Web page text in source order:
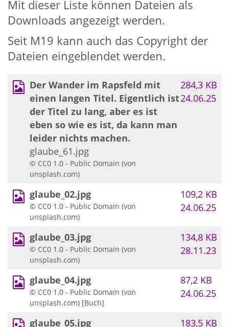
Mit dieser Liste können Dateien als
Downloads angezeigt werden.
Seit M19 kann auch das Copyright der
Dateien eingeblendet werden.
Der Wander im Rapsfeld mit
einen langen Titel. Eigentlich ist
der Titel zu lang, aber es ist
eben so wie es ist, da kann man
leider nichts machen.
glaube_61.jpg
© CC0 1.0 - Public Domain (von
unsplash.com)
284,3 KB
24.06.25
glaube_02.jpg
© CC0 1.0 - Public Domain (von
unsplash.com)
109,2 KB
24.06.25
glaube_03.jpg
© CC0 1.0 - Public Domain (von
unsplash.com)
134,8 KB
28.11.23
glaube_04.jpg
© CC0 1.0 - Public Domain (von
unsplash.com) [Buch]
87,2 KB
24.06.25
glaube_05.jpg
183,5 KB